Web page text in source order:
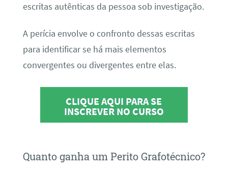
escritas autênticas da pessoa sob investigação.
A perícia envolve o confronto dessas escritas
para identificar se há mais elementos
convergentes ou divergentes entre elas.
CLIQUE AQUI PARA SE
INSCREVER NO CURSO
Quanto ganha um Perito Grafotécnico?